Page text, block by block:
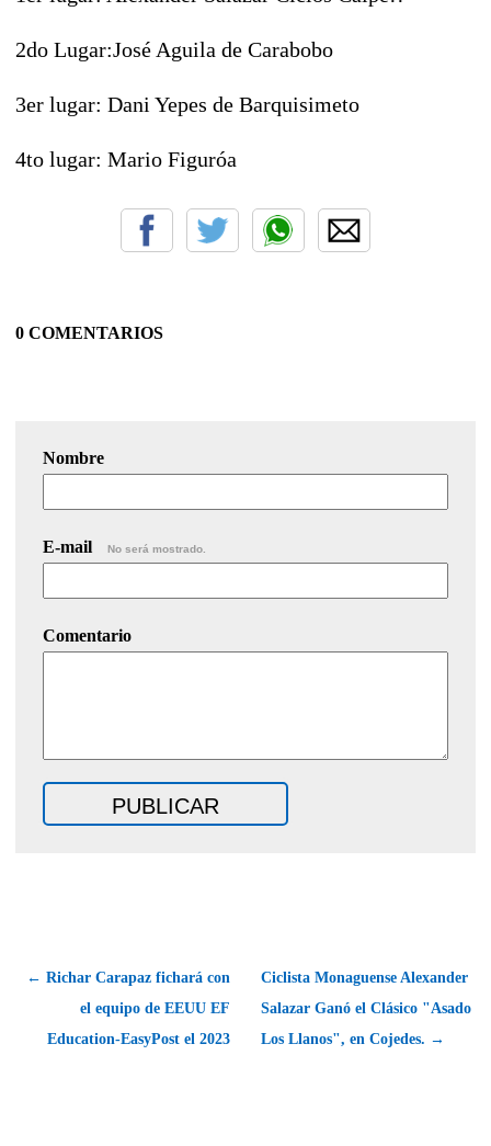
2do Lugar:José Aguila de Carabobo
3er lugar: Dani Yepes de Barquisimeto
4to lugar: Mario Figuróa
0 COMENTARIOS
Nombre
E-mail No será mostrado.
Comentario
← Richar Carapaz fichará con
el equipo de EEUU EF
Education-EasyPost el 2023
Ciclista Monaguense Alexander
Salazar Ganó el Clásico "Asado
Los Llanos", en Cojedes. →